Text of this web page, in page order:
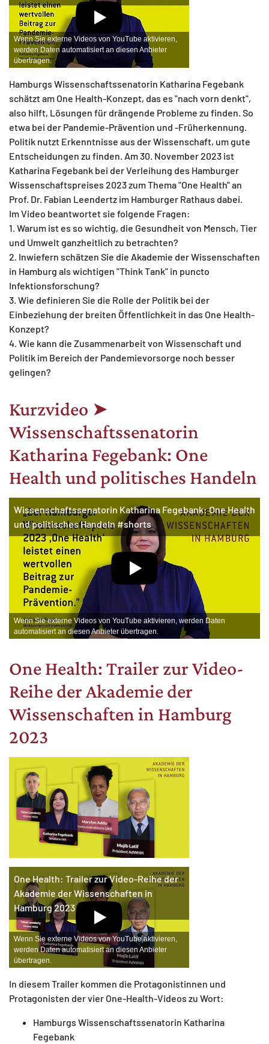
Wenn Sie externe Videos von YouTube aktivieren,
werden Daten automatisiert an diesen Anbieter
übertragen.
Hamburgs Wissenschaftssenatorin Katharina Fegebank
schätzt am One Health-Konzept, das es "nach vorn denkt",
also hilft, Lösungen für drängende Probleme zu finden. So
etwa bei der Pandemie-Prävention und -Früherkennung.
Politik nutzt Erkenntnisse aus der Wissenschaft, um gute
Entscheidungen zu finden. Am 30. November 2023 ist
Katharina Fegebank bei der Verleihung des Hamburger
Wissenschaftspreises 2023 zum Thema "One Health" an
Prof. Dr. Fabian Leendertz im Hamburger Rathaus dabei.
Im Video beantwortet sie folgende Fragen:
1. Warum ist es so wichtig, die Gesundheit von Mensch, Tier
und Umwelt ganzheitlich zu betrachten?
2. Inwiefern schätzen Sie die Akademie der Wissenschaften
in Hamburg als wichtigen "Think Tank" in puncto
Infektionsforschung?
3. Wie definieren Sie die Rolle der Politik bei der
Einbeziehung der breiten Öffentlichkeit in das One Health-
Konzept?
4. Wie kann die Zusammenarbeit von Wissenschaft und
Politik im Bereich der Pandemievorsorge noch besser
gelingen?
Kurzvideo ➤
Wissenschaftssenatorin
Katharina Fegebank: One
Health und politisches Handeln
Wissenschaftssenatorin Katharina Fegebank: One Health
und politisches Handeln #shorts
Wenn Sie externe Videos von YouTube aktivieren, werden Daten
automatisiert an diesen Anbieter übertragen.
One Health: Trailer zur Video-
Reihe der Akademie der
Wissenschaften in Hamburg
2023
One Health: Trailer zur Video-Reihe der
Akademie der Wissenschaften in
Hamburg 2023
Wenn Sie externe Videos von YouTube aktivieren,
werden Daten automatisiert an diesen Anbieter
übertragen.
In diesem Trailer kommen die Protagonistinnen und
Protagonisten der vier One-Health-Videos zu Wort:
Hamburgs Wissenschaftssenatorin Katharina
Fegebank